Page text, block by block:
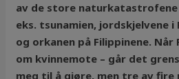
av de store naturkatastrofene
eks. tsunamien, jordskjelvene
og orkanen på Filippinene.
om kvinnemote – går det
meg til å gjøre, men tre av fire